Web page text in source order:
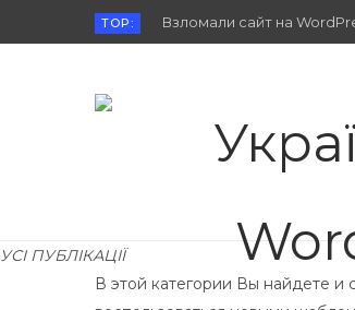
TOP: Взломали сайт на
УСІ ПУБЛІКАЦІЇ
В этой категории Вы найдете и